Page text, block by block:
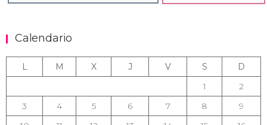
Calendario
L M X J V S
D
1
2
3
4 5 6 7 8
9